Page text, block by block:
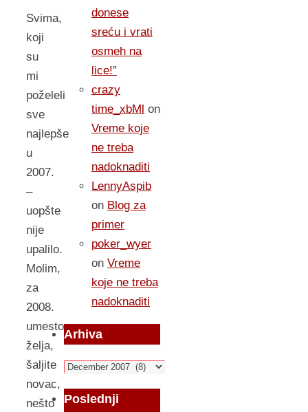
Svima,
koji
su
mi
poželeli
sve
najlepše
u
2007.
–
uopšte
nije
upalilo.
Molim,
za
2008.
umesto
želja,
šaljite
novac,
nešto
donese
sreću i vrati
osmeh na
lice!”
crazy
time_xbMl on
Vreme koje
ne treba
nadoknaditi
LennyAspib
on Blog za
primer
poker_wyer
on Vreme
koje ne treba
nadoknaditi
Arhiva
Arhiva
Poslednji